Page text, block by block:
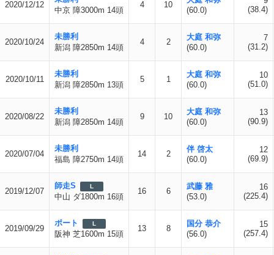
2020/12/12
中京 障3000m 14頭
4 10
(60.0)
(38.4)
2020/10/24
未勝利
新潟 障2850m 14頭
4 2
大庭 和弥
(60.0)
7
(31.2)
2020/10/11
未勝利
新潟 障2850m 13頭
5 1
大庭 和弥
(60.0)
10
(51.0)
2020/08/22
未勝利
新潟 障2850m 14頭
9 10
大庭 和弥
(60.0)
13
(90.9)
2020/07/04
未勝利
福島 障2750m 14頭
14 2
伴 啓太
(60.0)
12
(69.9)
2019/12/07
師走S L
中山 ダ1800m 16頭
16 6
武藤 雅
(53.0)
16
(225.4)
2019/09/29
ポート L
阪神 芝1600m 15頭
13 8
国分 恭介
(56.0)
15
(257.4)